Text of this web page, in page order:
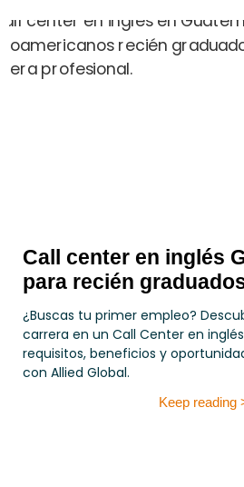
Call center en inglés
para recién
¿Buscas tu primer empleo?
carrera en un Call Center en
requisitos, beneficios y
con Allied Global.
Keep reading